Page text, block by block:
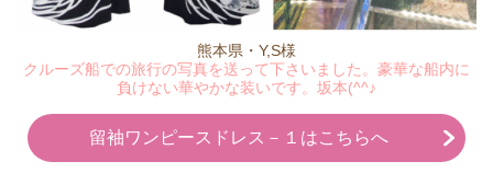
熊本県・Y,S様
クルーズ船での旅行の写真を送って下さいました。豪華な船内に
負けない華やかな装いです。坂本(^^♪
留袖ワンピースドレス－１はこちらへ